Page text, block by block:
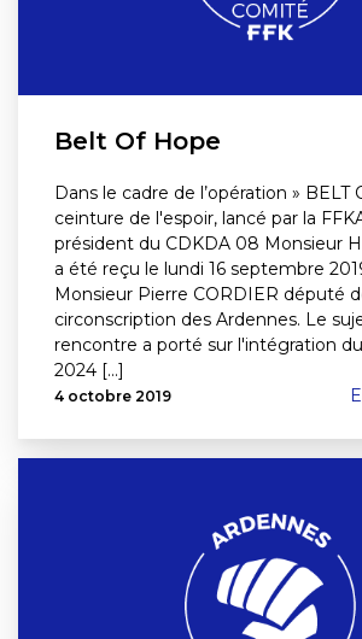
Belt Of Hope
Dans le cadre de l’opération » BELT
ceinture de l'espoir, lancé par la
président du CDKDA 08 Monsieur
a été reçu le lundi 16 septembre
Monsieur Pierre CORDIER député
circonscription des Ardennes. Le
rencontre a porté sur l'intégration
2024 [...]
4 octobre 2019